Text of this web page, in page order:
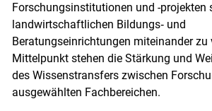
Forschungsinstitutionen und -projekten
landwirtschaftlichen Bildungs‑ und
Beratungseinrichtungen miteinander zu
Mittelpunkt stehen die Stärkung und
des Wissenstransfers zwischen
ausgewählten Fachbereichen.